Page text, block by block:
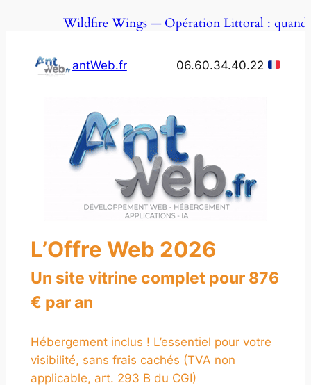
Wildfire Wings — Opération Littoral : quand
antWeb.fr 06.60.34.40.22
L’Offre Web 2026
Un site vitrine complet pour 876
€ par an
Hébergement inclus ! L’essentiel pour votre
visibilité, sans frais cachés (TVA non
applicable, art. 293 B du CGI)